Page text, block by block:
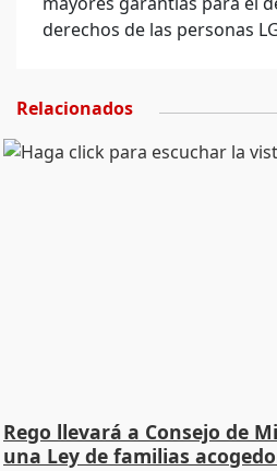
derechos de las personas
Relacionados
Rego llevará a Consejo de
una Ley de familias